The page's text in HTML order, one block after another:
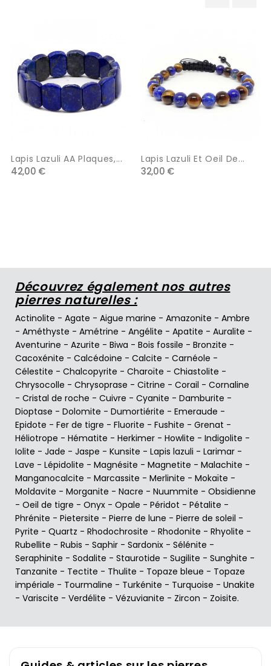
Lapis Lazuli AA Plaques,...
42,00 €
Lapis Lazuli Et Oeil De...
32,00 €
Découvrez également nos autres
pierres naturelles :
Actinolite - Agate - Aigue marine - Amazonite - Ambre
- Améthyste - Amétrine - Angélite - Apatite - Auralite -
Aventurine - Azurite - Biwa - Bois fossile - Bronzite -
Cacoxénite - Calcédoine - Calcite - Carnéole -
Célestite - Chalcopyrite - Charoïte - Chiastolite -
Chrysocolle - Chrysoprase - Citrine - Corail - Cornaline
- Cristal de roche - Cuivre - Cyanite - Damburite -
Dioptase - Dolomite - Dumortiérite - Emeraude -
Epidote - Fer de tigre - Fluorite - Fushite - Grenat -
Héliotrope - Hématite - Herkimer - Howlite - Indigolite -
Iolite - Jade - Jaspe - Kunsite - Lapis lazuli - Larimar -
Lave - Lépidolite - Magnésite - Magnetite - Malachite -
Manganocalcite - Marcassite - Merlinite - Mokaïte -
Moldavite - Morganite - Nacre - Nuummite - Obsidienne
- Oeil de tigre - Onyx - Opale - Péridot - Pétalite -
Phrénite - Pietersite - Pierre de lune - Pierre de soleil -
Pyrite - Quartz - Rhodochrosite - Rhodonite - Rhyolite -
Rubellite - Rubis - Saphir - Sardonix - Sélénite -
Seraphinite - Sodalite - Staurotide - Sugilite - Sunghite -
Tanzanite - Tectite - Thulite - Topaze bleue - Topaze
impériale - Tourmaline - Turkénite - Turquoise - Unakite
- Variscite - Verdélite - Vézuvianite - Zircon - Zoisite.